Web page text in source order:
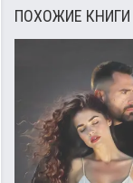
ПОХОЖИЕ КНИГИ